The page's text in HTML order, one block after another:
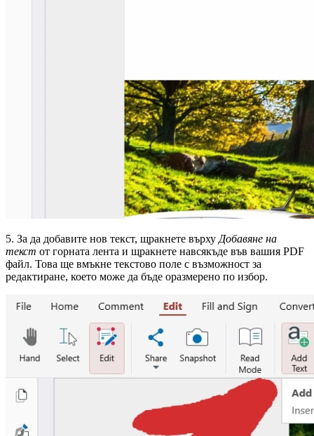
5. За да добавите нов текст, щракнете върху Добавяне на
текст от горната лента и щракнете навсякъде във вашия PDF
файл. Това ще вмъкне текстово поле с възможност за
редактиране, което може да бъде оразмерено по избор.